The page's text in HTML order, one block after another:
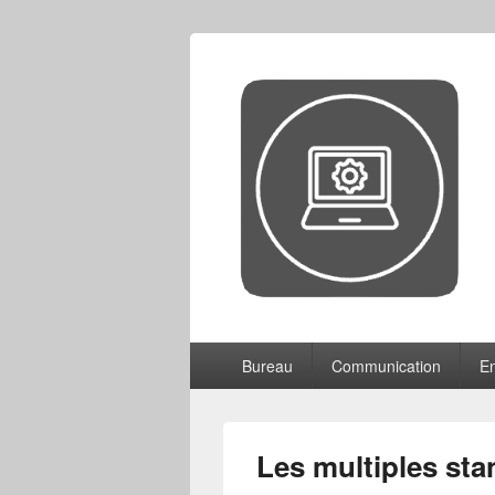
CCF
principalBureau Communication
Les multiples